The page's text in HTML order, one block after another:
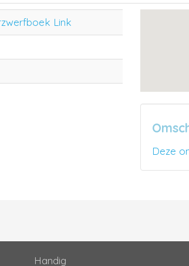
Link
Deze
Handig